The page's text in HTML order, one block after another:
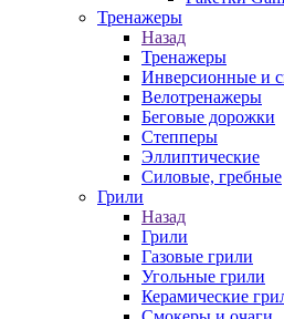
Тренажеры
Назад
Тренажеры
Инверсионные и
Велотренажеры
Беговые дорожки
Степперы
Эллиптические
Силовые, гребные
Грили
Назад
Грили
Газовые грили
Угольные грили
Керамические